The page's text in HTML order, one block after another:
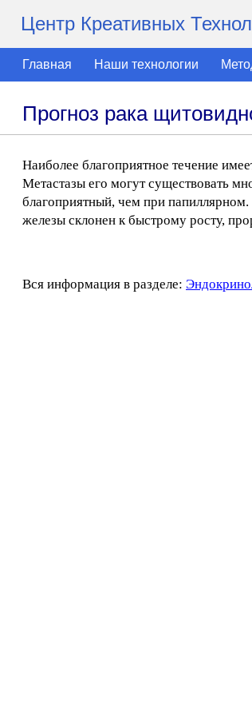
Центр Креативных
Главная Наши технологии
Прогноз рака
Наиболее благоприятное течение
Метастазы его могут существовать
благоприятный, чем при
железы склонен к быстрому росту,
Вся информация в разделе: